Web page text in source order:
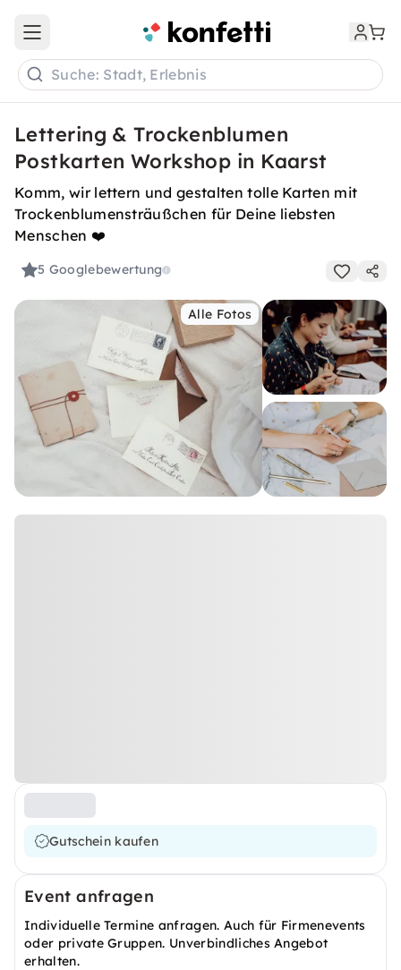
Open main menu
Suche: Stadt, Erlebnis
Lettering & Trockenblumen
Postkarten Workshop in Kaarst
Komm, wir lettern und gestalten tolle Karten mit
Trockenblumensträußchen für Deine liebsten
Menschen ❤️
5 Googlebewertung
Alle Fotos
Gutschein kaufen
Event anfragen
Individuelle Termine anfragen. Auch für Firmenevents
oder private Gruppen. Unverbindliches Angebot
erhalten.